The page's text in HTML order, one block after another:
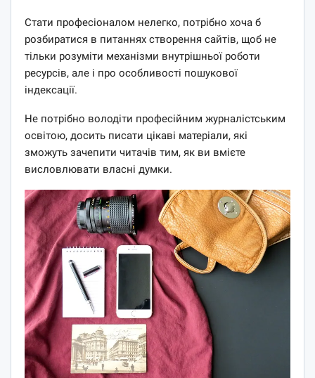
Стати професіоналом нелегко, потрібно хоча б
розбиратися в питаннях створення сайтів, щоб не
тільки розуміти механізми внутрішньої роботи
ресурсів, але і про особливості пошукової
індексації.
Не потрібно володіти професійним журналістським
освітою, досить писати цікаві матеріали, які
зможуть зачепити читачів тим, як ви вмієте
висловлювати власні думки.